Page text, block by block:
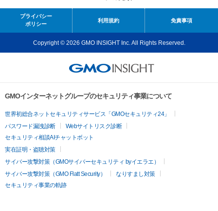
プライバシー
ポリシー
利用規約 免責事項
Copyright © 2026 GMO INSIGHT Inc. All Rights Reserved.
GMOインターネットグループのセキュリティ事業について
世界初総合ネットセキュリティサービス「GMOセキュリティ24」
パスワード漏洩診断
Webサイトリスク診断
セキュリティ相談AIチャットボット
実在証明・盗聴対策
サイバー攻撃対策（GMOサイバーセキュリティ byイエラエ）
サイバー攻撃対策（GMO Flatt Security）
なりすまし対策
セキュリティ事業の軌跡